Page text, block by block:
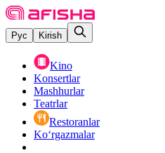
Рус Kirish
Kino
Konsertlar
Mashhurlar
Teatrlar
Restoranlar
Ko‘rgazmalar